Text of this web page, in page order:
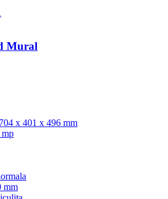
Mural
x 401 x 496 mm
mp
mm